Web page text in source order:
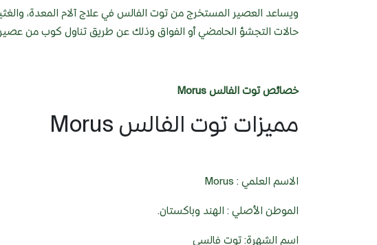
ويساعد العصير المستخرج من توت الفالس في علاج آلام المعدة،
حالات التجشؤ الحامضي أو الفواق وذلك عن طريق تناول كوب من عصير
خصائص توت الفالس Morus
مميزات توت الفالس Morus
الاسم العلمي : Morus
الموطن الأصلي : الهند وباكستان.
اسم الشهرة: توت فالسي